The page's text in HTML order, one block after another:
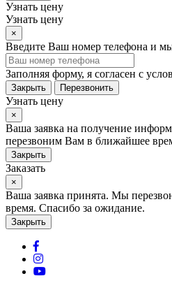
Узнать цену
Узнать цену
×
Введите Ваш номер телефона и
Заполняя форму, я согласен с
Закрыть Перезвонить
Узнать цену
×
Ваша заявка на получение
перезвоним Вам в ближайшее
Закрыть
Заказать
×
Ваша заявка принята. Мы
время. Спасибо за ожидание.
Закрыть